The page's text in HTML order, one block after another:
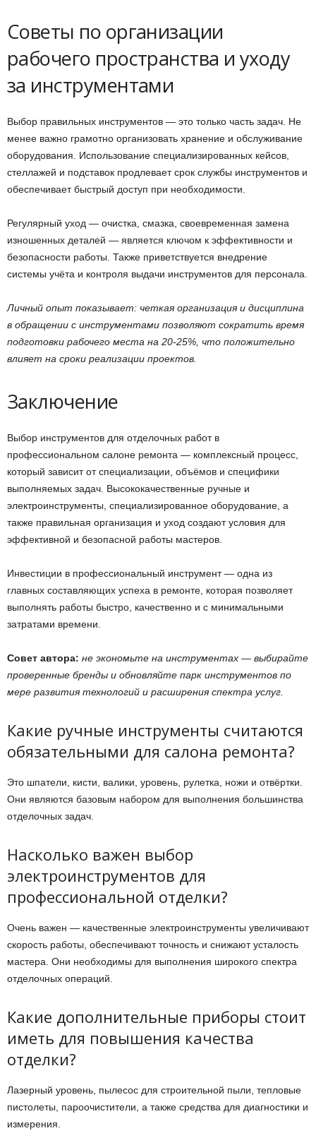
Советы по организации
рабочего пространства и уходу
за инструментами
Выбор правильных инструментов — это только часть задач. Не
менее важно грамотно организовать хранение и обслуживание
оборудования. Использование специализированных кейсов,
стеллажей и подставок продлевает срок службы инструментов и
обеспечивает быстрый доступ при необходимости.
Регулярный уход — очистка, смазка, своевременная замена
изношенных деталей — является ключом к эффективности и
безопасности работы. Также приветствуется внедрение
системы учёта и контроля выдачи инструментов для персонала.
Личный опыт показывает: четкая организация и дисциплина
в обращении с инструментами позволяют сократить время
подготовки рабочего места на 20-25%, что положительно
влияет на сроки реализации проектов.
Заключение
Выбор инструментов для отделочных работ в
профессиональном салоне ремонта — комплексный процесс,
который зависит от специализации, объёмов и специфики
выполняемых задач. Высококачественные ручные и
электроинструменты, специализированное оборудование, а
также правильная организация и уход создают условия для
эффективной и безопасной работы мастеров.
Инвестиции в профессиональный инструмент — одна из
главных составляющих успеха в ремонте, которая позволяет
выполнять работы быстро, качественно и с минимальными
затратами времени.
Совет автора: не экономьте на инструментах — выбирайте
проверенные бренды и обновляйте парк инструментов по
мере развития технологий и расширения спектра услуг.
Какие ручные инструменты считаются
обязательными для салона ремонта?
Это шпатели, кисти, валики, уровень, рулетка, ножи и отвёртки.
Они являются базовым набором для выполнения большинства
отделочных задач.
Насколько важен выбор
электроинструментов для
профессиональной отделки?
Очень важен — качественные электроинструменты увеличивают
скорость работы, обеспечивают точность и снижают усталость
мастера. Они необходимы для выполнения широкого спектра
отделочных операций.
Какие дополнительные приборы стоит
иметь для повышения качества
отделки?
Лазерный уровень, пылесос для строительной пыли, тепловые
пистолеты, пароочистители, а также средства для диагностики и
измерения.